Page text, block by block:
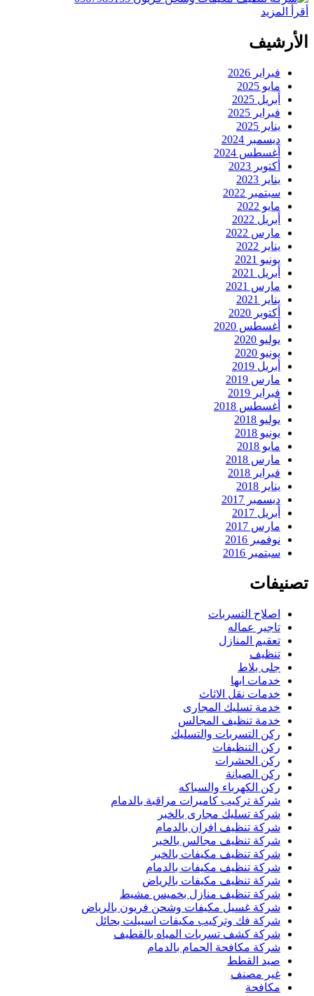
أقرأ المزيد
الأرشيف
فبراير 2026
مايو 2025
أبريل 2025
فبراير 2025
يناير 2025
ديسمبر 2024
أغسطس 2024
أكتوبر 2023
يناير 2023
سبتمبر 2022
مايو 2022
أبريل 2022
مارس 2022
يناير 2022
يونيو 2021
أبريل 2021
مارس 2021
يناير 2021
أكتوبر 2020
أغسطس 2020
يوليو 2020
يونيو 2020
أبريل 2019
مارس 2019
فبراير 2019
أغسطس 2018
يوليو 2018
يونيو 2018
مايو 2018
مارس 2018
فبراير 2018
يناير 2018
ديسمبر 2017
أبريل 2017
مارس 2017
نوفمبر 2016
سبتمبر 2016
تصنيفات
اصلاح التسربات
تاجير عماله
تعقيم المنازل
تنظيف
جلى بلاط
خدمات ابها
خدمات نقل الاثاث
خدمة تسليك المجارى
خدمة تنظيف المجالس
ركن التسربات والتسليك
ركن التنظيفات
ركن الحشرات
ركن الصيانة
ركن الكهرباء والسباكه
شركة تركيب كاميرات مراقبة بالدمام
شركة تسليك مجارى بالخبر
شركة تنظيف افران بالدمام
شركة تنظيف مجالس بالخبر
شركة تنظيف مكيفات بالخبر
شركة تنظيف مكيفات بالدمام
شركة تنظيف مكيفات بالرياض
شركة تنظيف منازل بخميس مشيط
شركة غسيل مكيفات وشحن فريون بالرياض
شركة فك وتركيب مكيفات اسبيلت بحائل
شركة كشف تسربات المياه بالقطيف
شركة مكافحة الحمام بالدمام
صيد القطط
غير مصنف
مكافحة